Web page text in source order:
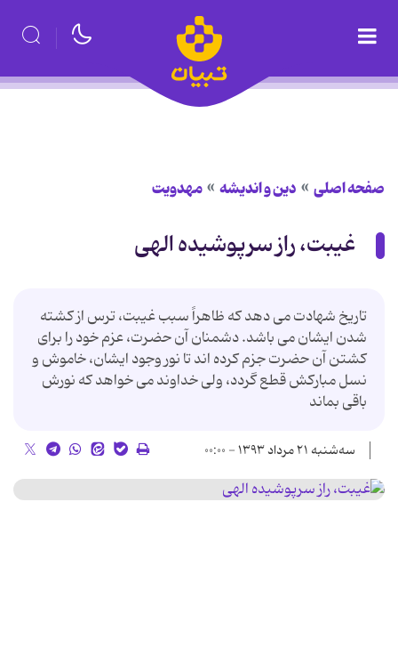
صفحه اصلی دین و اندیشه مهدویت
غیبت، راز سرپوشیده الهی
تاریخ شهادت می دهد که ظاهراً سبب غیبت، ترس از کشته
شدن ایشان می باشد. دشمنان آن حضرت، عزم خود را برای
کشتن آن حضرت جزم کرده اند تا نور وجود ایشان، خاموش و
نسل مبارکش قطع گردد، ولی خداوند می خواهد که نورش
باقی بماند
سه‌شنبه ۲۱ مرداد ۱۳۹۳ - ۰۰:۰۰